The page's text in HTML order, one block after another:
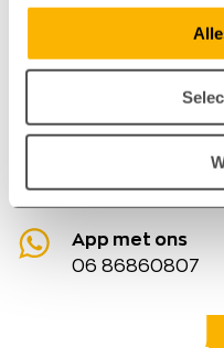
Bel ons: 0577
Maandag tot
E-mail:
Reactie binnen 1
Kom bij ons
App met ons
06 86860807